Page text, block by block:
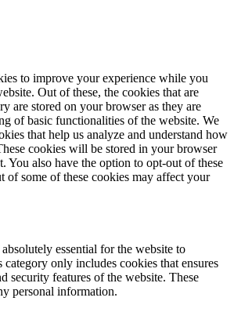
to improve your experience while you
Out of these, the cookies that are
are stored on your browser as they are
of basic functionalities of the website. We
that help us analyze and understand how
cookies will be stored in your browser
You also have the option to opt-out of these
of some of these cookies may affect your
essential for the website to
only includes cookies that ensures
security features of the website. These
personal information.